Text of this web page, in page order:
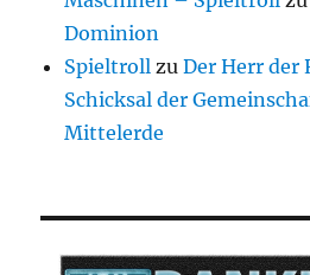
Dominion
Spieltroll zuDer Herr der
Schicksal der
Mittelerde